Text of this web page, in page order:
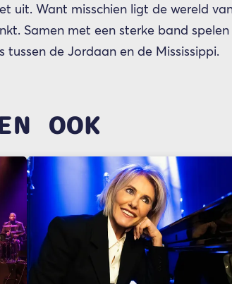
uit. Want misschien ligt de wereld
Samen met een sterke band spelen
tussen de Jordaan en de Mississippi.
OOK